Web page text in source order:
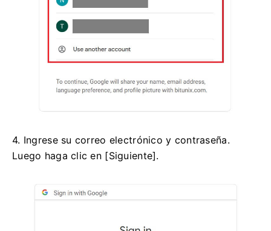
4. Ingrese su correo electrónico y contraseña.
Luego haga clic en [Siguiente].